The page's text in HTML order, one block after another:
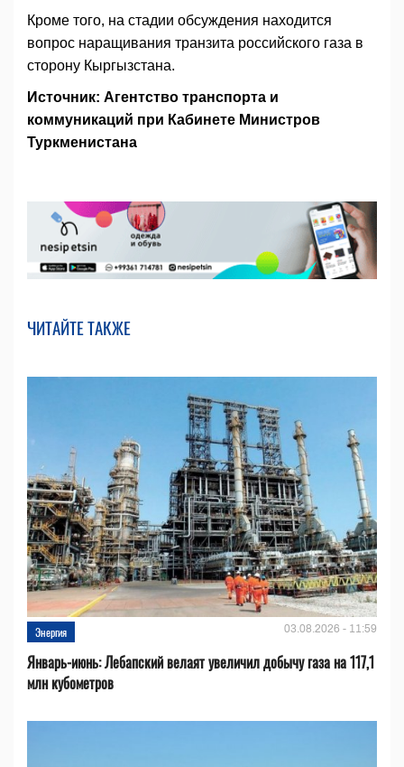
Кроме того, на стадии обсуждения находится
вопрос наращивания транзита российского газа в
сторону Кыргызстана.
Источник: Агентство транспорта и
коммуникаций при Кабинете Министров
Туркменистана
ЧИТАЙТЕ ТАКЖЕ
Энергия 03.08.2026 - 11:59
Январь-июнь: Лебапский велаят увеличил добычу газа на 117,1
млн кубометров